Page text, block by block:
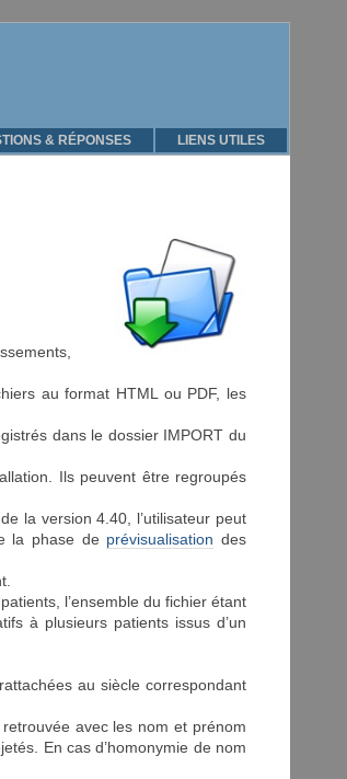
& RÉPONSES LIENS UTILES
au format HTML ou PDF, les
dans le dossier IMPORT du
Ils peuvent être regroupés
la version 4.40, l’utilisateur peut
la phase de prévisualisation des
l’ensemble du fichier étant
à plusieurs patients issus d’un
au siècle correspondant
retrouvée avec les nom et prénom
En cas d’homonymie de nom